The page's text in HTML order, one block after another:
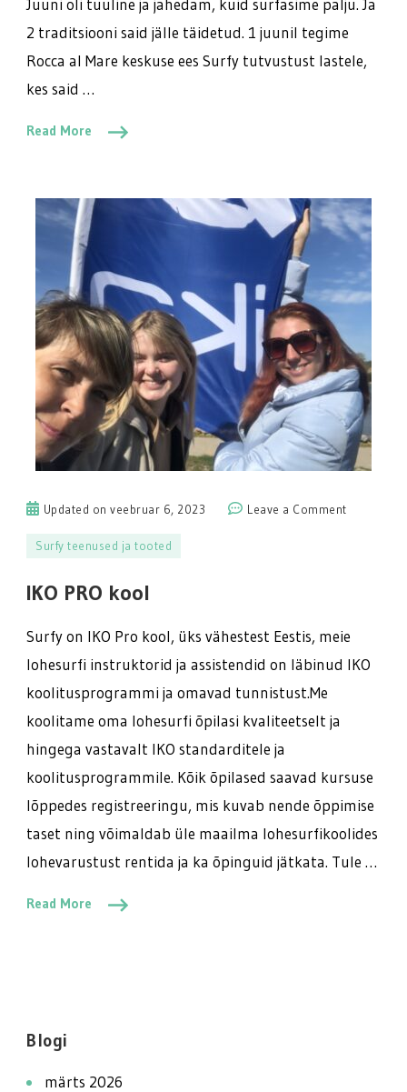
Juuni oli tuuline ja jahedam, kuid surfasime palju. Ja
2 traditsiooni said jälle täidetud. 1 juunil tegime
Rocca al Mare keskuse ees Surfy tutvustust lastele,
kes said …
Read More
Updated onveebruar 6, 2023 Leave a Commenton
Surfy teenused ja tooted
IKO PRO kool
Surfy on IKO Pro kool, üks vähestest Eestis, meie
lohesurfi instruktorid ja assistendid on läbinud IKO
koolitusprogrammi ja omavad tunnistust.Me
koolitame oma lohesurfi õpilasi kvaliteetselt ja
hingega vastavalt IKO standarditele ja
koolitusprogrammile. Kõik õpilased saavad kursuse
lõppedes registreeringu, mis kuvab nende õppimise
taset ning võimaldab üle maailma lohesurfikoolides
lohevarustust rentida ja ka õpinguid jätkata. Tule …
Read More
Blogi
märts 2026